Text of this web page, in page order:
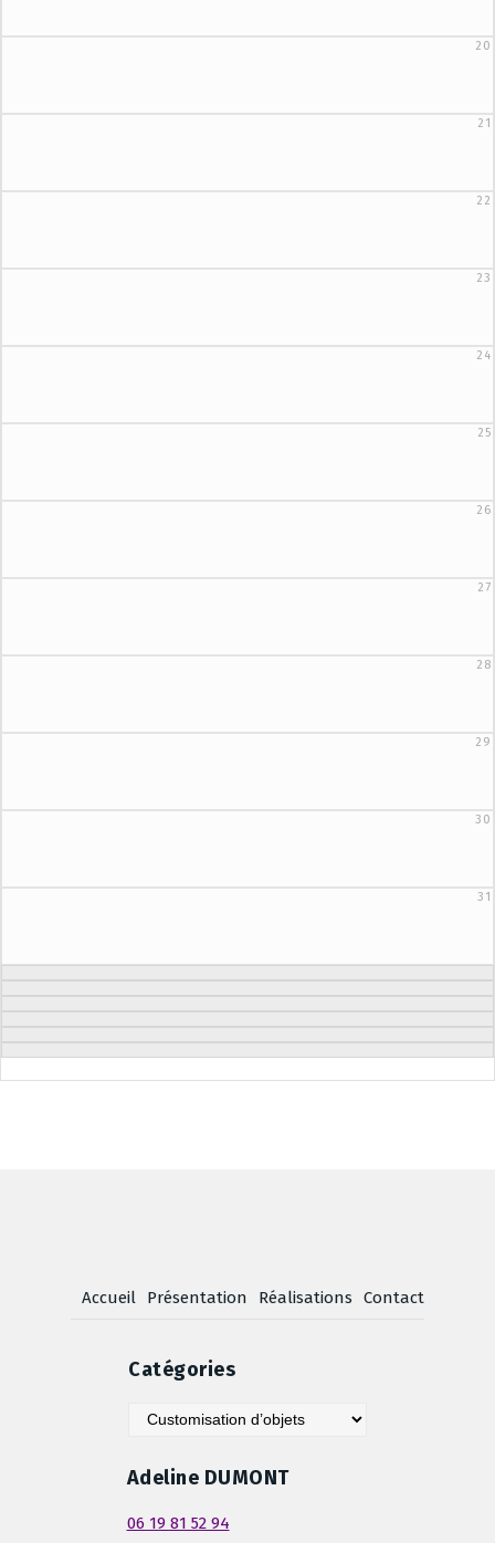
20
21
22
23
24
25
26
27
28
29
30
31
Accueil Présentation Réalisations Contact
Catégories
Catégories
Adeline DUMONT
06 19 81 52 94